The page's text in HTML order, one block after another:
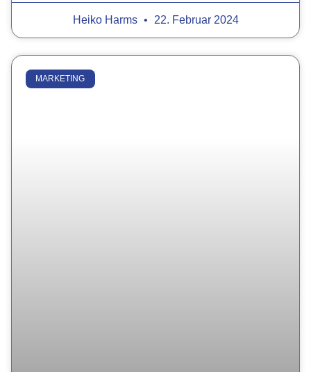
Heiko Harms 22. Februar 2024
MARKETING